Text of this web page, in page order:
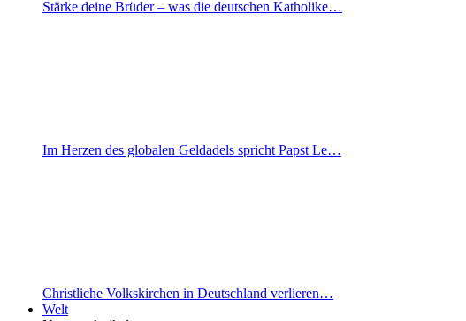
Stärke deine Brüder – was die deutschen Katholike…
Im Herzen des globalen Geldadels spricht Papst Le…
Christliche Volkskirchen in Deutschland verlieren…
Welt